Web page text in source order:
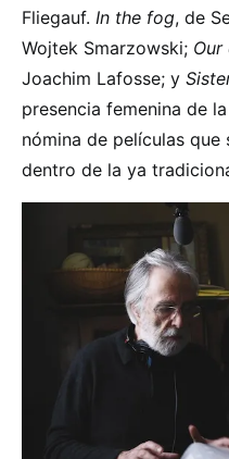
Fliegauf. In the fog, de
Wojtek Smarzowski; Our
Joachim Lafosse; y
presencia femenina de
nómina de películas que
dentro de la ya